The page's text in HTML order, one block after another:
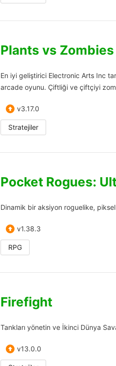
Plants vs Zombies
En iyi geliştirici Electronic Arts Inc
arcade oyunu. Çiftliği ve çiftçiyi
v3.17.0
Stratejiler
Pocket Rogues:
Dinamik bir aksiyon roguelike,
v1.38.3
RPG
Firefight
Tankları yönetin ve İkinci Dünya
v13.0.0